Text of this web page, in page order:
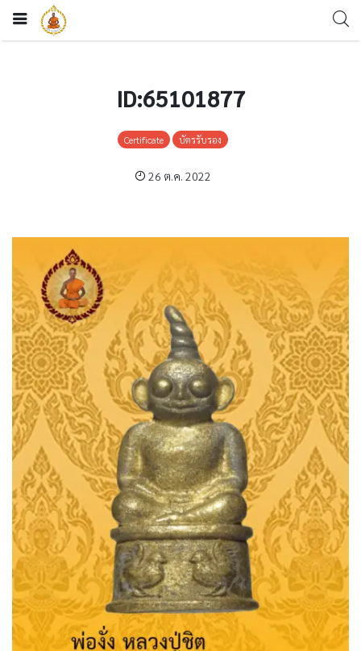
ID:65101877
Certificate บัตรรับรอง
26 ต.ค. 2022